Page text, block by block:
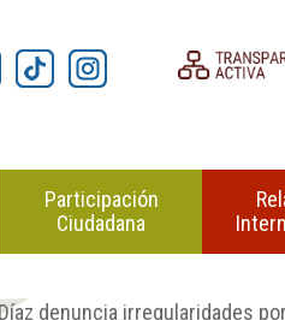
Participación
Ciudadana
denuncia irregularidades